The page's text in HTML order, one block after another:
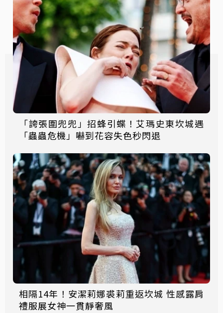
「誇張圍兜兜」招蜂引蝶！艾瑪史東坎城遇
「蟲蟲危機」嚇到花容失色秒閃退
相隔14年！安潔莉娜裘莉重返坎城 性感露肩
禮服展女神一貫靜奢風